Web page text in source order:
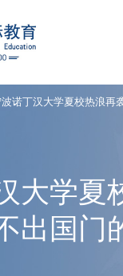
诺丁汉大学夏校热浪再
大学夏
出国门